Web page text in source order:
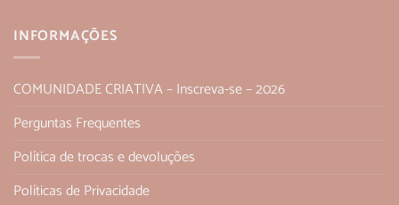
INFORMAÇÕES
COMUNIDADE CRIATIVA – Inscreva-se – 2026
Perguntas Frequentes
Política de trocas e devoluções
Políticas de Privacidade